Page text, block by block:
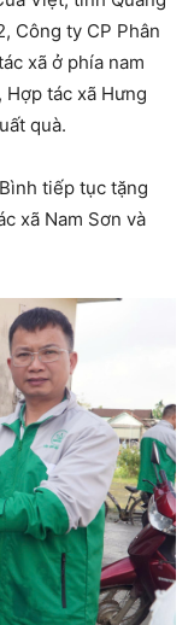
Công ty CP Phân
xã ở phía nam
Hợp tác xã Hưng
quà.
tiếp tục tặng
xã Nam Sơn và